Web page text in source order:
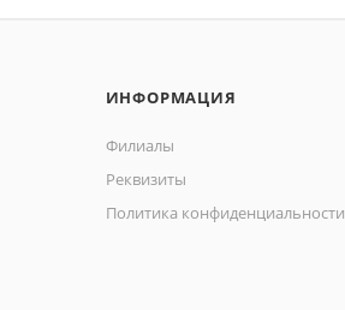
ИНФОРМАЦИЯ
Филиалы
Реквизиты
Политика конфиденциальности